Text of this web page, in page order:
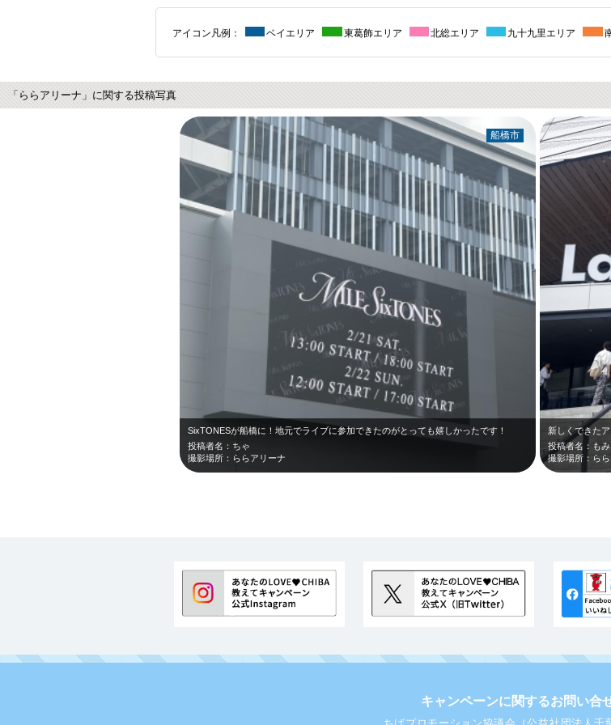
アイコン凡例： ベイエリア 東葛飾エリア 北総エリア 九十九里エリア
「ららアリーナ」に関する投稿写真
SixTONESが船橋に！地元でライブに参加できたのがとっても嬉しかったです！
投稿者名：ちゃ
撮影場所：ららアリーナ
船橋市
新しくできた
投稿者名：も
撮影場所：ら
キャンペーンに関するお問い合